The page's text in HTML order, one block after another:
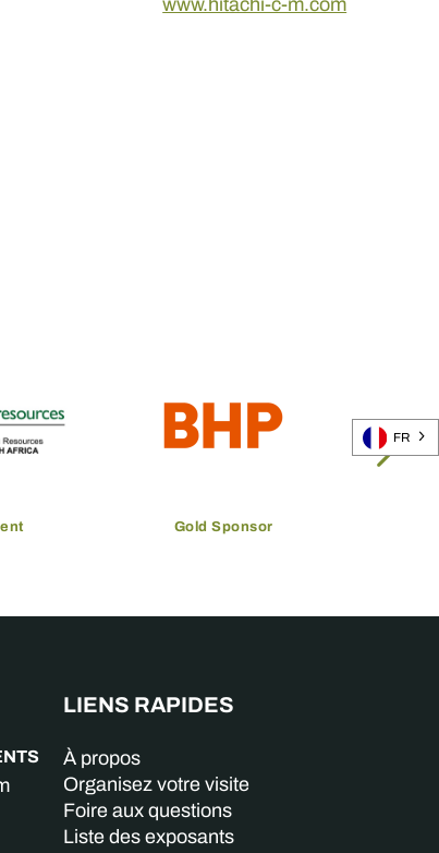
Gold Sponsor
LIENS RAPIDES
À propos
Organisez votre visite
Foire aux questions
Liste des exposants
FR